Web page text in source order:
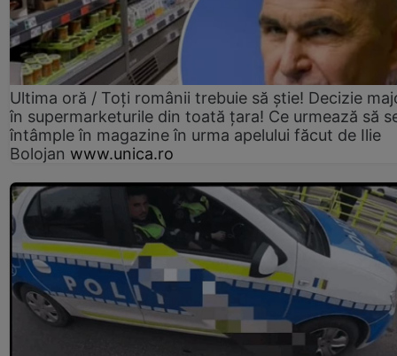
Ultima oră / Toți românii trebuie să știe! Decizie
în supermarketurile din toată țara! Ce urmează să
întâmple în magazine în urma apelului făcut de Ilie
Bolojan www.unica.ro